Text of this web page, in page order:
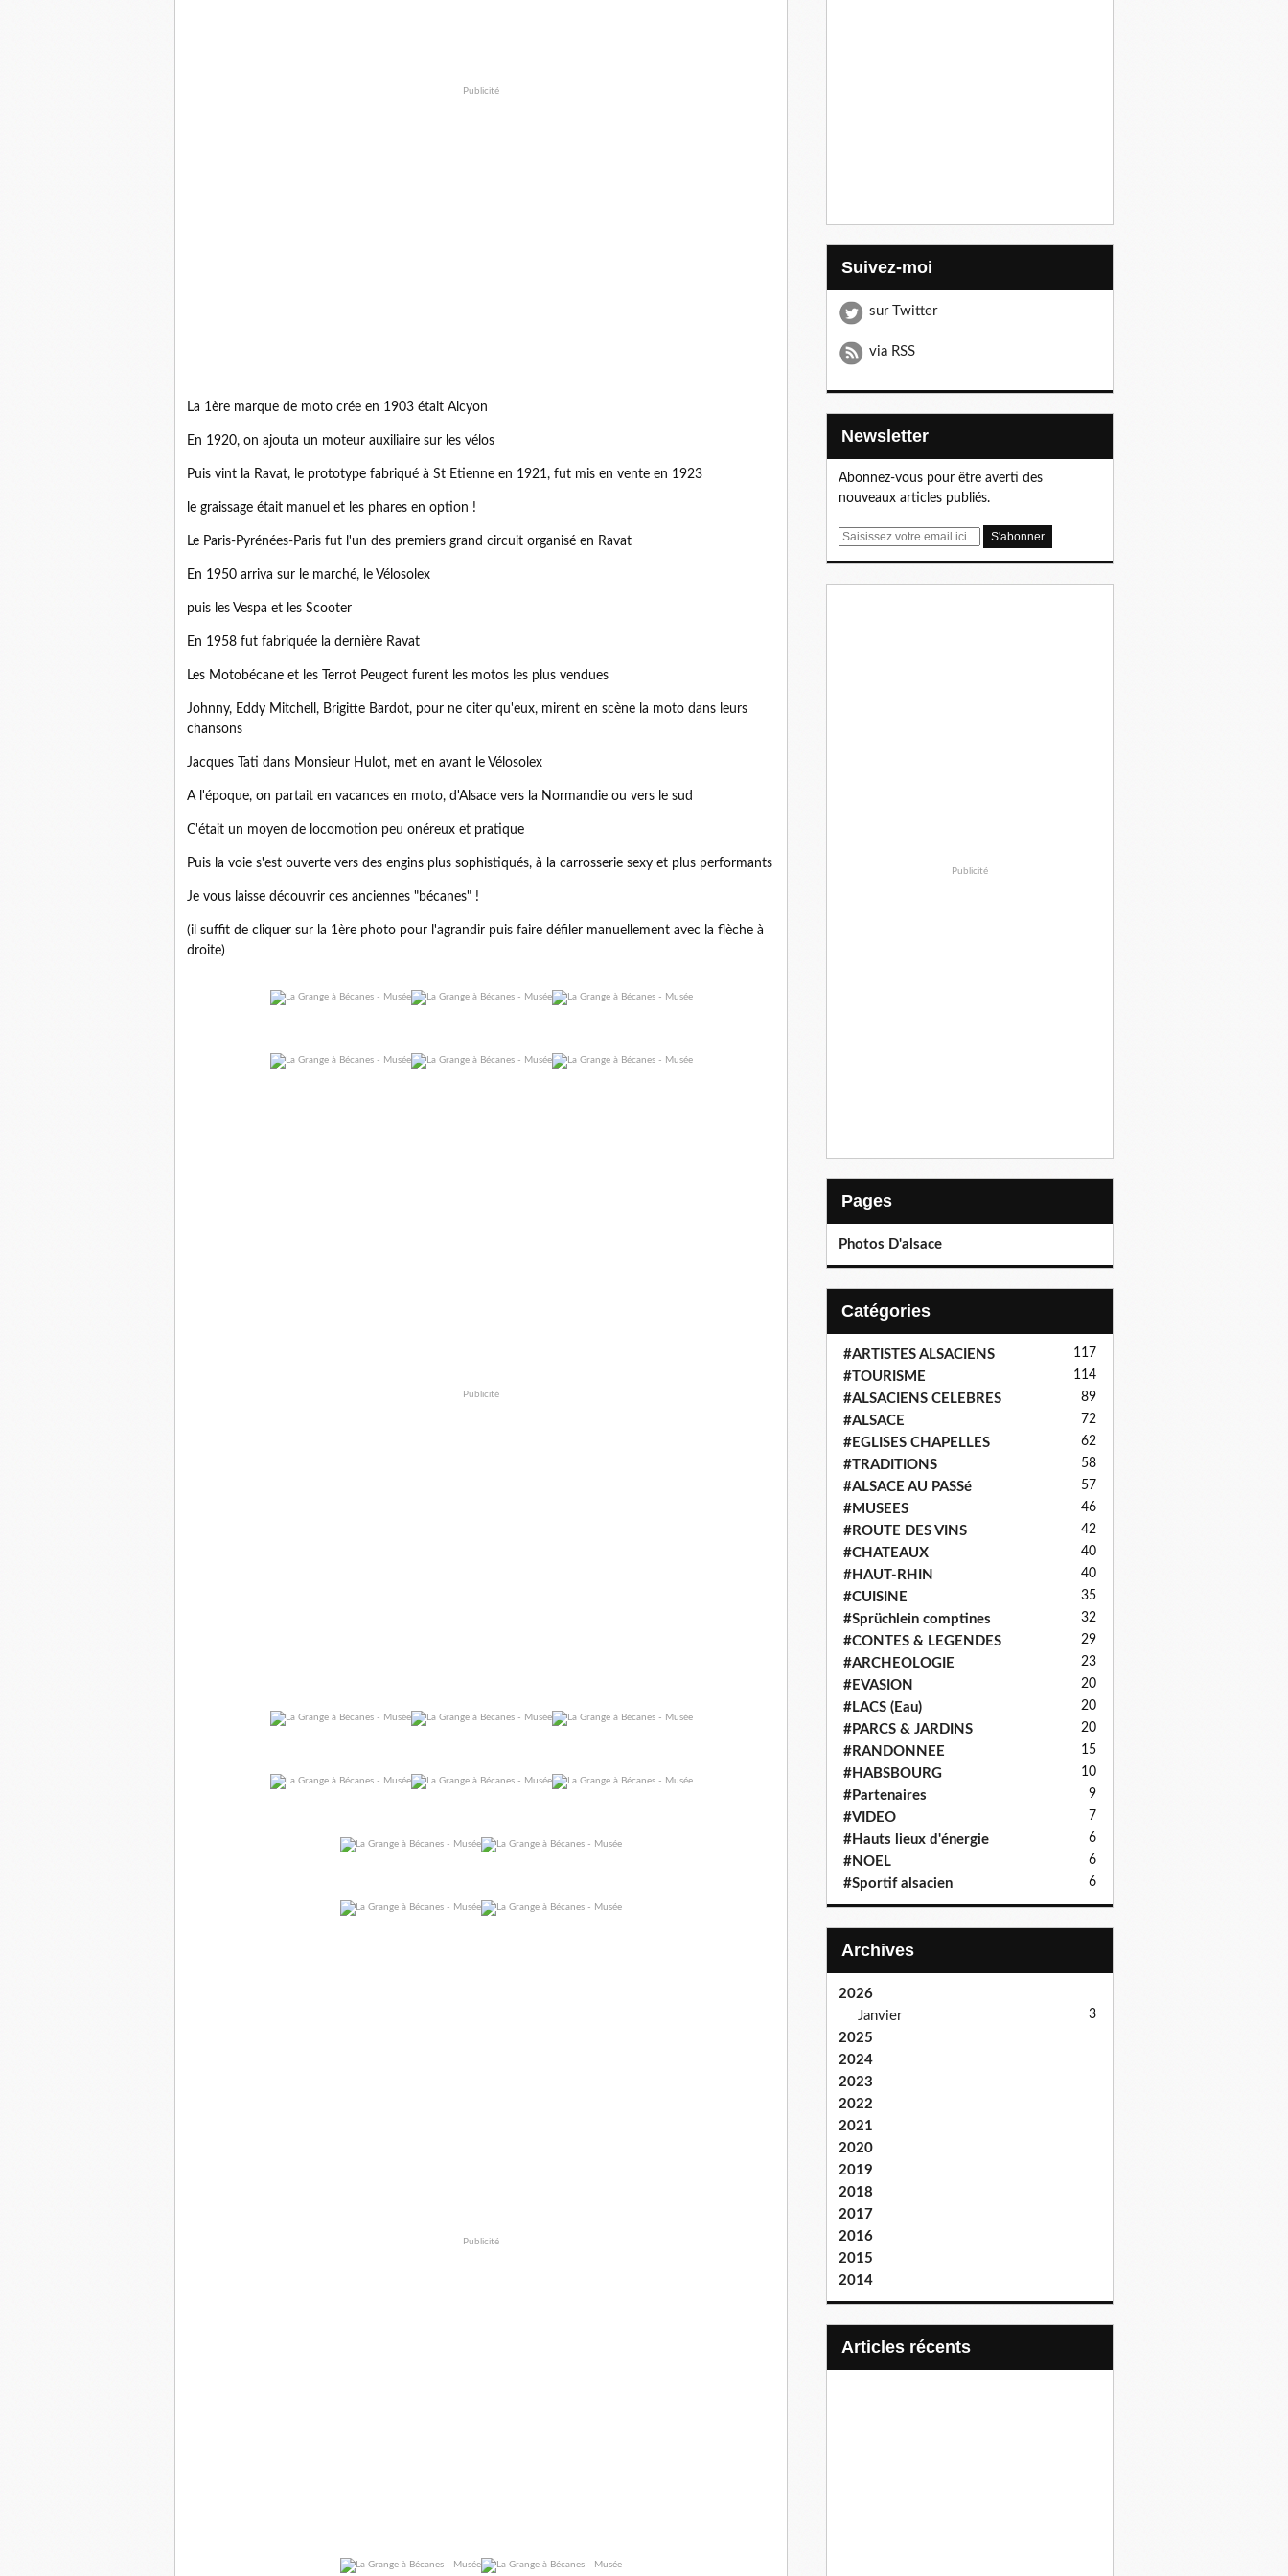
Publicité
La 1ère marque de moto crée en 1903 était Alcyon
En 1920, on ajouta un moteur auxiliaire sur les vélos
Puis vint la Ravat, le prototype fabriqué à St Etienne en 1921, fut mis en vente en 1923
le graissage était manuel et les phares en option !
Le Paris-Pyrénées-Paris fut l'un des premiers grand circuit organisé en Ravat
En 1950 arriva sur le marché, le Vélosolex
puis les Vespa et les Scooter
En 1958 fut fabriquée la dernière Ravat
Les Motobécane et les Terrot Peugeot furent les motos les plus vendues
Johnny, Eddy Mitchell, Brigitte Bardot, pour ne citer qu'eux, mirent en scène la moto dans leurs
chansons
Jacques Tati dans Monsieur Hulot, met en avant le Vélosolex
A l'époque, on partait en vacances en moto, d'Alsace vers la Normandie ou vers le sud
C'était un moyen de locomotion peu onéreux et pratique
Puis la voie s'est ouverte vers des engins plus sophistiqués, à la carrosserie sexy et plus performants
Je vous laisse découvrir ces anciennes "bécanes" !
(il suffit de cliquer sur la 1ère photo pour l'agrandir puis faire défiler manuellement avec la flèche à
droite)
Publicité
Publicité
Suivez-moi
sur Twitter
via RSS
Newsletter
Abonnez-vous pour être averti des
nouveaux articles publiés.
E
Publicité
Pages
Photos D'alsace
Catégories
#ARTISTES ALSACIENS 117
#TOURISME 114
#ALSACIENS CELEBRES 89
#ALSACE 72
#EGLISES CHAPELLES 62
#TRADITIONS 58
#ALSACE AU PASSé 57
#MUSEES 46
#ROUTE DES VINS 42
#CHATEAUX 40
#HAUT-RHIN 40
#CUISINE 35
#Sprüchlein comptines 32
#CONTES & LEGENDES 29
#ARCHEOLOGIE 23
#EVASION 20
#LACS (Eau) 20
#PARCS & JARDINS 20
#RANDONNEE 15
#HABSBOURG 10
#Partenaires 9
#VIDEO 7
#Hauts lieux d'énergie 6
#NOEL 6
#Sportif alsacien 6
Archives
2026
Janvier
3
2025
2024
2023
2022
2021
2020
2019
2018
2017
2016
2015
2014
articles récents